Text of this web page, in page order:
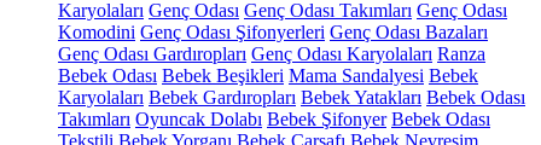
Karyolaları Genç Odası Genç Odası Takımları Genç Odası
Komodini Genç Odası Şifonyerleri Genç Odası Bazaları
Genç Odası Gardıropları Genç Odası Karyolaları Ranza
Bebek Odası Bebek Beşikleri Mama Sandalyesi Bebek
Karyolaları Bebek Gardıropları Bebek Yatakları Bebek Odası
Takımları Oyuncak Dolabı Bebek Şifonyer Bebek Odası
Tekstili Bebek Yorganı Bebek Çarşafı Bebek Nevresim